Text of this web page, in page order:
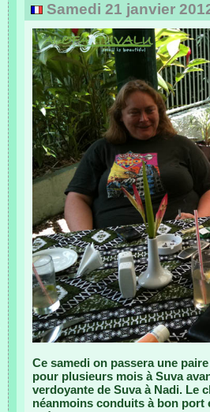
Samedi 21 janvier
Ce samedi on passera une
pour plusieurs mois à Suva
verdoyante de Suva à Nadi. Le
néanmoins conduits à bon port